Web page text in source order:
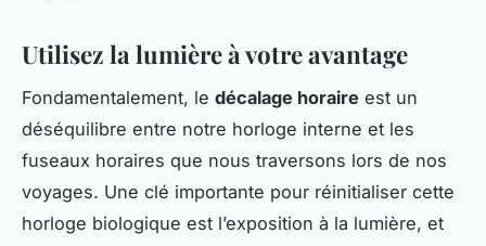
Utilisez la lumière à votre avantage
Fondamentalement, le décalage horaire est un
déséquilibre entre notre horloge interne et les
fuseaux horaires que nous traversons lors de nos
voyages. Une clé importante pour réinitialiser cette
horloge biologique est l’exposition à la lumière, et